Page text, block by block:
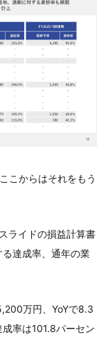
こからはそれをもう
ライドの損益計算書
達成率、通年の業
万円、YoYで8.3
率は101.8パーセン